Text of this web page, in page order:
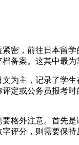
密，前往日本留
备案。这其中最
为主，记录了学
定或公务员报考
格外注意。首先
评分，则需要保